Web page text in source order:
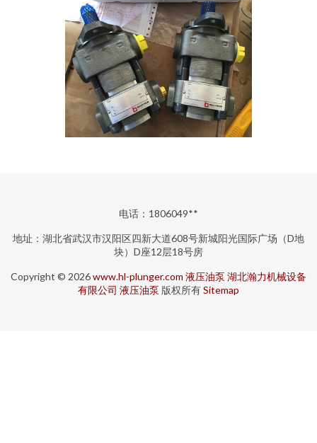
电话：1806049**
地址：湖北省武汉市汉阳区四新大道608号新城阳光国际广场（D地
块）D座12层18号房
Copyright © 2026www.hl-plunger.com 液压油泵 湖北瀚力机械设备
有限公司 液压油泵 版权所有Sitemap